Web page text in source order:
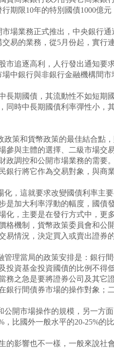
期限10年的特別國債1000億
業務正式推出，中央銀行通
易的業務，從5月份起，實行
追逐高利，人行發出通知要
中銀行與非銀行金融機構間
期國債，其流動性不如短期
同時中長期國債利率彈性小，
策和貨幣政策的最佳結合點
與主體的選擇、二級市場交
調控和公開市場業務的需要
行將它作為交易對象，與商
，這就要求改變國債利率主
加大利率浮動的幅度，國債
，主要是在發行方式中，更
格機制，貨幣政策委員會和公
情況，決定買入或賣出證券
理當局的政策安排是：銀行
資基金投資國債的比例不得
之急是要將證券公司及其它
行間債券市場的操作對象；
市場操作的規模，另一方面
比國外一般水平的20-25%的
影響也不一樣，一般來說社